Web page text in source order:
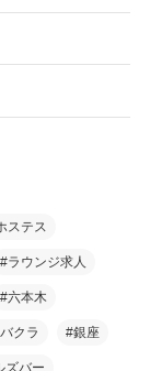
ステス
#ラウンジ求人
#六本木
クラ #銀座
ズバー